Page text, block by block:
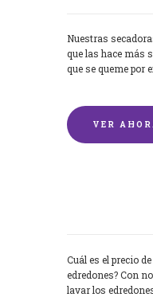
Nuestras
que las hace más
que se queme por
VER
Cuál es el precio
edredones? Con
lavar los